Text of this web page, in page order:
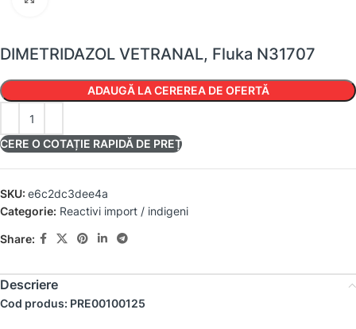
DIMETRIDAZOL VETRANAL, Fluka N31707
ADAUGĂ LA CEREREA DE OFERTĂ
CERE O COTAȚIE RAPIDĂ DE PREȚ
SKU: e6c2dc3dee4a
Categorie: Reactivi import / indigeni
Share:
Descriere
Cod produs: PRE00100125